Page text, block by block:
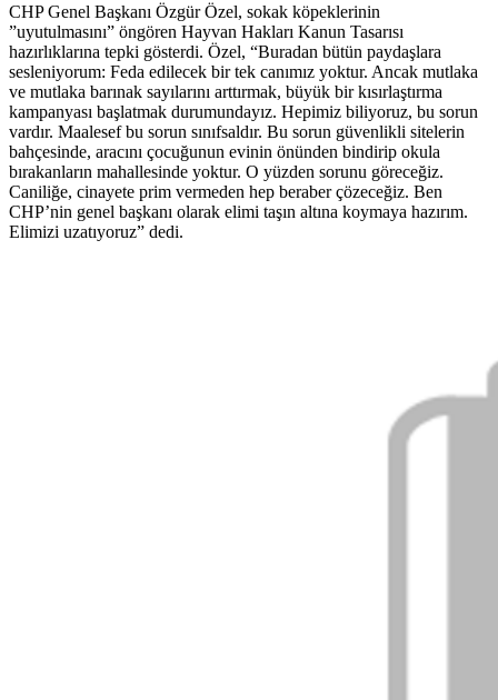
CHP Genel Başkanı Özgür Özel, sokak köpeklerinin
”uyutulmasını” öngören Hayvan Hakları Kanun Tasarısı
hazırlıklarına tepki gösterdi. Özel, “Buradan bütün paydaşlara
sesleniyorum: Feda edilecek bir tek canımız yoktur. Ancak mutlaka
ve mutlaka barınak sayılarını arttırmak, büyük bir kısırlaştırma
kampanyası başlatmak durumundayız. Hepimiz biliyoruz, bu sorun
vardır. Maalesef bu sorun sınıfsaldır. Bu sorun güvenlikli sitelerin
bahçesinde, aracını çocuğunun evinin önünden bindirip okula
bırakanların mahallesinde yoktur. O yüzden sorunu göreceğiz.
Caniliğe, cinayete prim vermeden hep beraber çözeceğiz. Ben
CHP’nin genel başkanı olarak elimi taşın altına koymaya hazırım.
Elimizi uzatıyoruz” dedi.